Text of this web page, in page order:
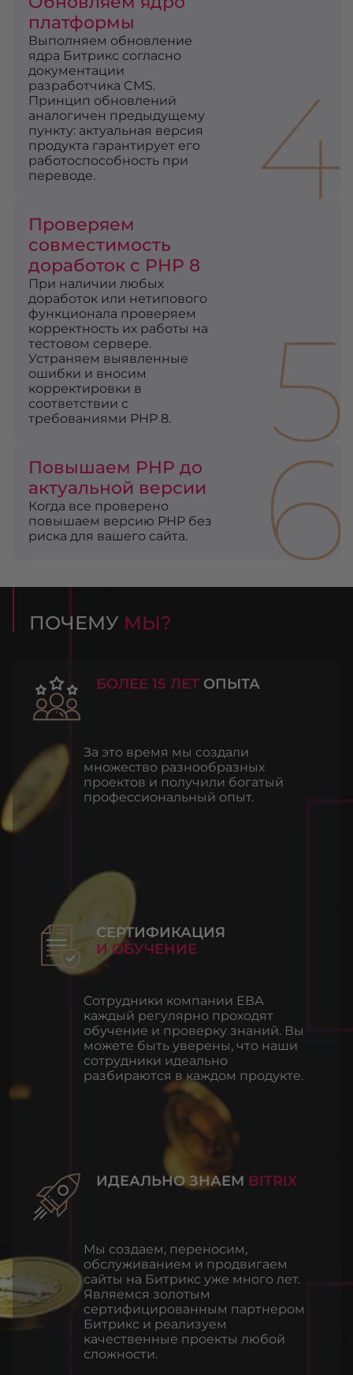
платформы
Выполняем обновление
ядра Битрикс согласно
документации
разработчика CMS.
Принцип обновлений
аналогичен предыдущему
пункту: актуальная версия
продукта гарантирует его
работоспособность при
переводе.
4
Проверяем
совместимость
доработок с PHP 8
При наличии любых
доработок или нетипового
функционала проверяем
корректность их работы на
тестовом сервере.
Устраняем выявленные
ошибки и вносим
корректировки в
соответствии с
требованиями PHP 8.
5
Повышаем PHP до
актуальной версии
Когда все проверено
повышаем версию PHP без
риска для вашего сайта.
6
ПОЧЕМУ МЫ?
БОЛЕЕ 15 ЛЕТ ОПЫТА
За это время мы создали
множество разнообразных
проектов и получили богатый
профессиональный опыт.
СЕРТИФИКАЦИЯ
И ОБУЧЕНИЕ
Сотрудники компании ЕВА
каждый регулярно проходят
обучение и проверку знаний. Вы
можете быть уверены, что наши
сотрудники идеально
разбираются в каждом продукте.
ИДЕАЛЬНО ЗНАЕМ BITRIX
Мы создаем, переносим,
обслуживанием и продвигаем
сайты на Битрикс уже много лет.
Являемся золотым
сертифицированным партнером
Битрикс и реализуем
качественные проекты любой
сложности.